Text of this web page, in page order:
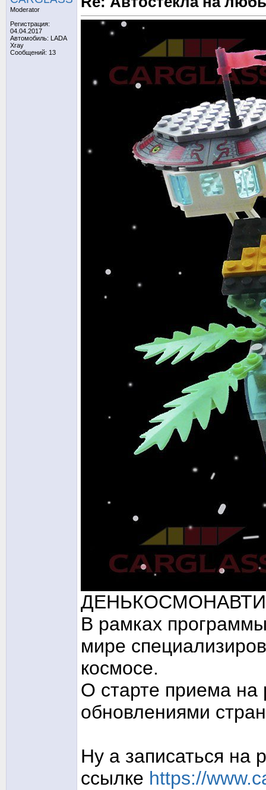
Moderator
Регистрация:
04.04.2017
Автомобиль: LADA
Xray
Сообщений: 13
В рамках
мире
космосе.
О старте приема на
обновлениями
Ну а записаться на
ссылке https://